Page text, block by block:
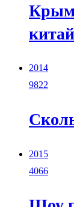
Крым
2014
9822
2015
4066